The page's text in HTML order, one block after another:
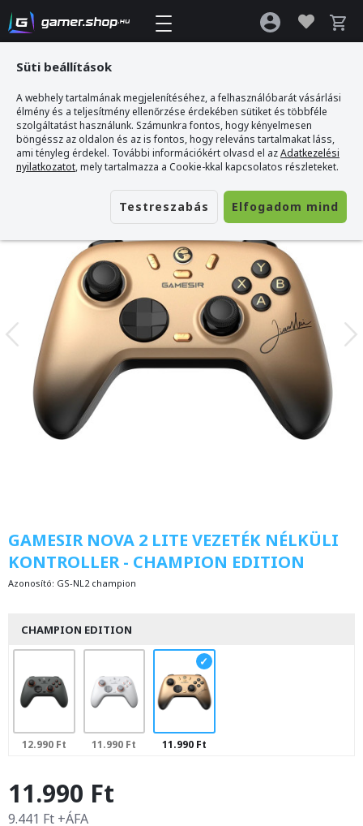
Gamer webshop >GameSir Nova 2 Lite Vezeték Nélküli Kontroller - Champion
Edition
GAMESIR NOVA 2 LITE VEZETÉK NÉLKÜLI
KONTROLLER - CHAMPION EDITION
Azonosító: GS-NL2 champion
CHAMPION EDITION
12.990 Ft 11.990 Ft 11.990 Ft
11.990 Ft
9.441 Ft +ÁFA
Süti beállítások
A webhely tartalmának megjelenítéséhez, a felhasználóbarát vásárlási
élmény és a teljesítmény ellenőrzése érdekében sütiket és többféle
szolgáltatást használunk. Számunkra fontos, hogy kényelmesen
böngéssz az oldalon és az is fontos, hogy releváns tartalmakat láss,
ami tényleg érdekel. További információkért olvasd el azAdatkezelési
nyilatkozatot, mely tartalmazza a Cookie-kkal kapcsolatos részleteket.
Testreszabás Elfogadom mind